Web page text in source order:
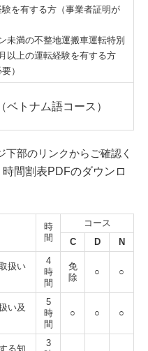
験を有する方（事業者証明が
未満の不整地運搬車運転特別
以上の運転経験を有する方
）
ベトナム語コース）
部のリンクからご確認く
間割表PDFのダウンロ
時
間
コース
C
D N
扱い
4
時
間
免
除
○ ○
い及
5
時
間
○ ○ ○
る知
3